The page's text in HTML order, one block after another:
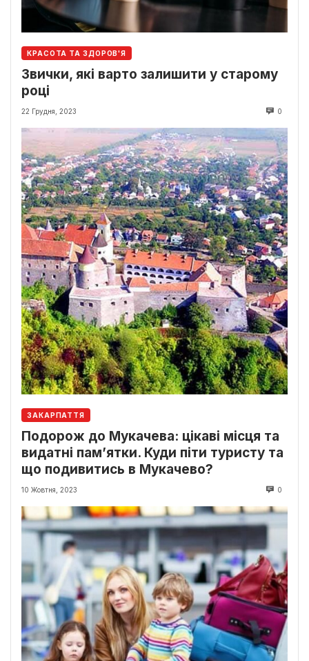
КРАСОТА ТА ЗДОРОВ'Я
Звички, які варто залишити у старому
році
22 Грудня, 2023 0
ЗАКАРПАТТЯ
Подорож до Мукачева: цікаві місця та
видатні пам’ятки. Куди піти туристу та
що подивитись в Мукачево?
10 Жовтня, 2023 0